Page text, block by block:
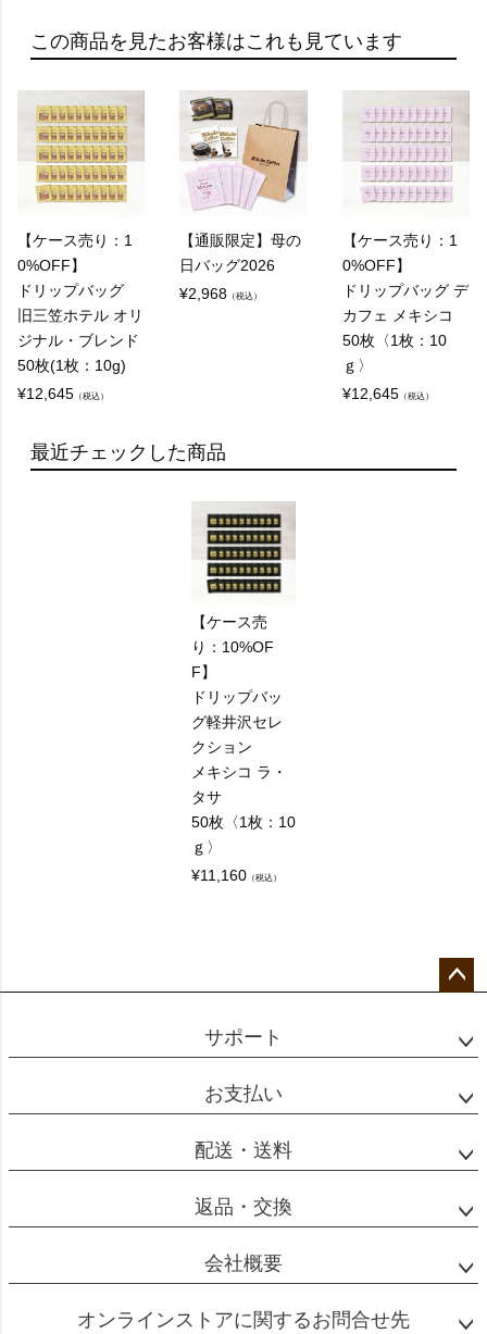
この商品を見たお客様はこれも見ています
【ケース売り：1
0%OFF】
ドリップバッグ
旧三笠ホテル オリ
ジナル・ブレンド
50枚(1枚：10g)
¥12,645 （税込）
【通販限定】母の
日バッグ2026
¥2,968 （税込）
【ケース売り：1
0%OFF】
ドリップバッグ デ
カフェ メキシコ
50枚〈1枚：10
ｇ〉
¥12,645（税込）
最近チェックした商品
【ケース売
り：10%OF
F】
ドリップバッ
グ軽井沢セレ
クション
メキシコ ラ・
タサ
50枚〈1枚：10
ｇ〉
¥11,160 （税込）
ップ
サポート
お支払い
配送・送料
返品・交換
会社概要
オンラインストアに関するお問合せ先